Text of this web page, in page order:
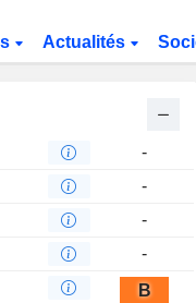
Actualités
-
-
-
-
B